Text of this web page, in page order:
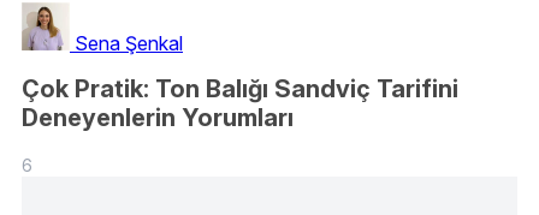
Sena Şenkal
Çok Pratik: Ton Balığı Sandviç Tarifini
Deneyenlerin Yorumları
6